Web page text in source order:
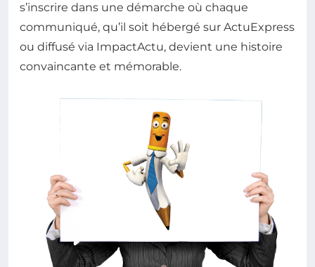
s’inscrire dans une démarche où chaque
communiqué, qu’il soit hébergé sur ActuExpress
ou diffusé via ImpactActu, devient une histoire
convaincante et mémorable.